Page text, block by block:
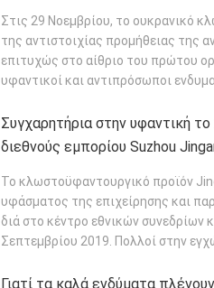
Στις 29 Νοεμβρίου, το ουκρανικό
της αντιστοιχίας προμήθειας της
επιτυχώς στο αίθριο του πρώτου
υφαντικοί και αντιπρόσωποι
Συγχαρητήρια στην υφαντική
διεθνούς εμπορίου Suzhou
Το κλωστοϋφαντουργικό προϊόν
υφάσματος της επιχείρησης και
διά στο κέντρο εθνικών συνεδρίων
Σεπτεμβρίου 2019. Πολλοί στην
Γιατί τα καλά ενδύματα